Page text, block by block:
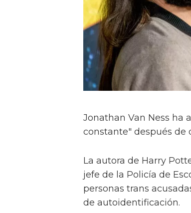
Jonathan Van Ness ha
constante" después de
La autora de Harry
jefe de la Policía de
personas trans
de autoidentificación.